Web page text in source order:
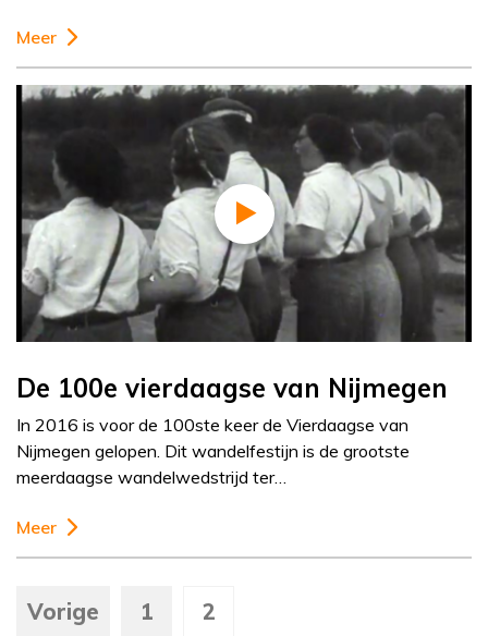
Meer
De 100e vierdaagse van Nijmegen
In 2016 is voor de 100ste keer de Vierdaagse van
Nijmegen gelopen. Dit wandelfestijn is de grootste
meerdaagse wandelwedstrijd ter…
Meer
Vorige 1 2